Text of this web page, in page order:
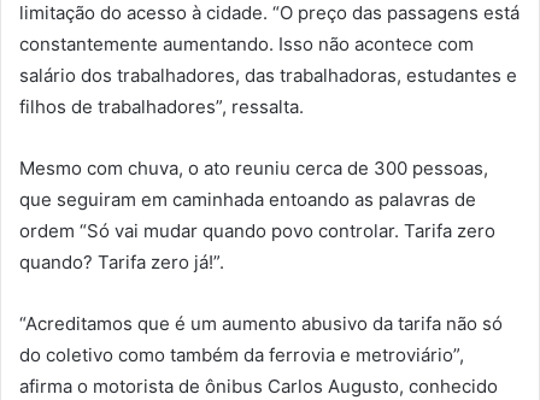
limitação do acesso à cidade. “O preço das passagens está
constantemente aumentando. Isso não acontece com
salário dos trabalhadores, das trabalhadoras, estudantes e
filhos de trabalhadores”, ressalta.
Mesmo com chuva, o ato reuniu cerca de 300 pessoas,
que seguiram em caminhada entoando as palavras de
ordem “Só vai mudar quando povo controlar. Tarifa zero
quando? Tarifa zero já!”.
“Acreditamos que é um aumento abusivo da tarifa não só
do coletivo como também da ferrovia e metroviário”,
afirma o motorista de ônibus Carlos Augusto, conhecido